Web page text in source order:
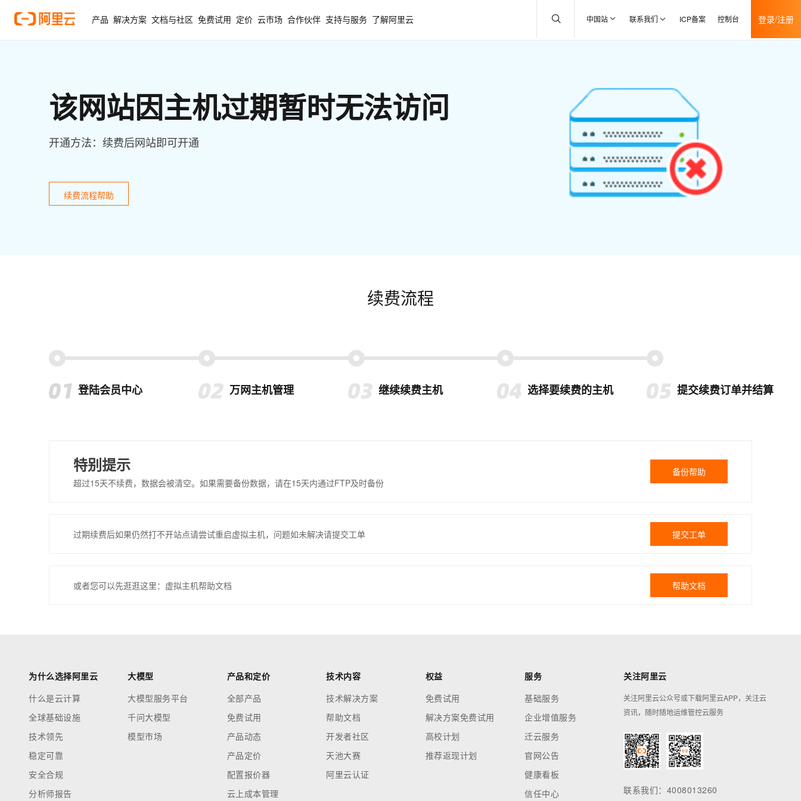
产品 解决方案 文档与社区 免费试用 定价 云市场 合作伙伴 支持与服务 了解阿里云 中国站 联系我们 ICP备案 控制台 登录/注册
该网站因主机过期暂时无法访问
开通方法：续费后网站即可开通
续费流程帮助
续费流程
登陆会员中心 万网主机管理 继续续费主机 选择要续费的主机 提交续费订单并结算
特别提示
超过15天不续费，数据会被清空。如果需要备份数据，请在15天内通过FTP及时备份
备份帮助
过期续费后如果仍然打不开站点请尝试重启虚拟主机，问题如未解决请提交工单 提交工单
或者您可以先逛逛这里：虚拟主机帮助文档 帮助文档